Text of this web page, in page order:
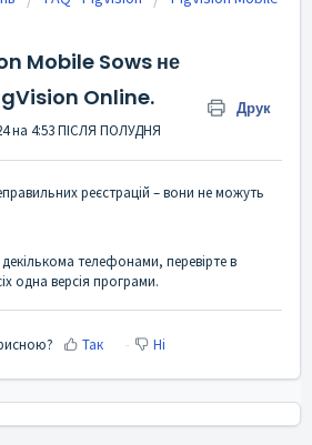
Mobile Sows не
Online.
Друк
на 4:53 ПІСЛЯ ПОЛУДНЯ
реєстрацій – вони не можуть
телефонами, перевірте в
одна версія програми.
Так Ні